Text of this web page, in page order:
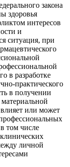
закона
здоровья
интересов
и
ситуация, при
в разработке
практического
в получении
или может
том числе
личной